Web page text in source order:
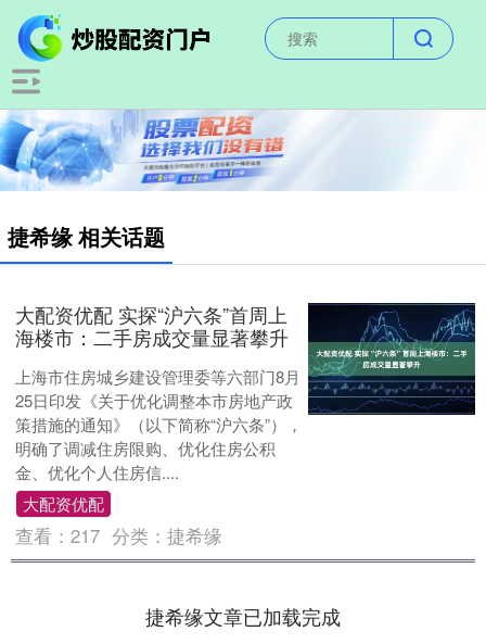
捷希缘 相关话题
大配资优配 实探“沪六条”首周上
海楼市：二手房成交量显著攀升
上海市住房城乡建设管理委等六部门8月
25日印发《关于优化调整本市房地产政
策措施的通知》（以下简称“沪六条”），
明确了调减住房限购、优化住房公积
金、优化个人住房信....
大配资优配
查看：217 分类：捷希缘
捷希缘文章已加载完成